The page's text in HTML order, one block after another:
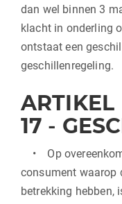
dan wel binnen 3
klacht in onderling
ontstaat een
geschillenregeling.
ARTIKEL
17 -
• Op
consument waarop
betrekking hebben,